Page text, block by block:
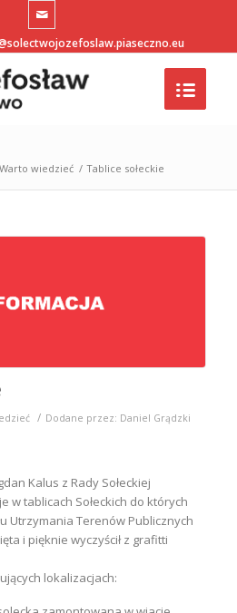
Warto wiedzieć / Tablice sołeckie
/ Dodane przez: Daniel Grądzki
Kalus z Rady Sołeckiej
w tablicach Sołeckich do których
Utrzymania Terenów Publicznych
i pięknie wyczyścił z grafitti
lokalizacjach: